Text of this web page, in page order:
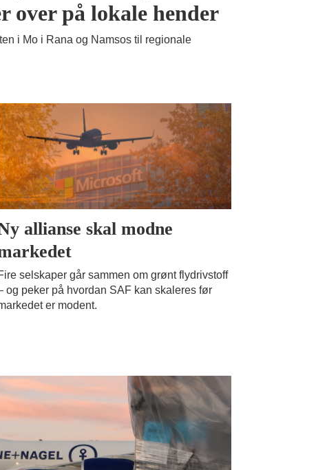
over på lokale hender
i Mo i Rana og Namsos til regionale
allianse skal modne
selskaper går sammen om grønt flydrivstoff
og peker på hvordan SAF kan skaleres før
er modent.